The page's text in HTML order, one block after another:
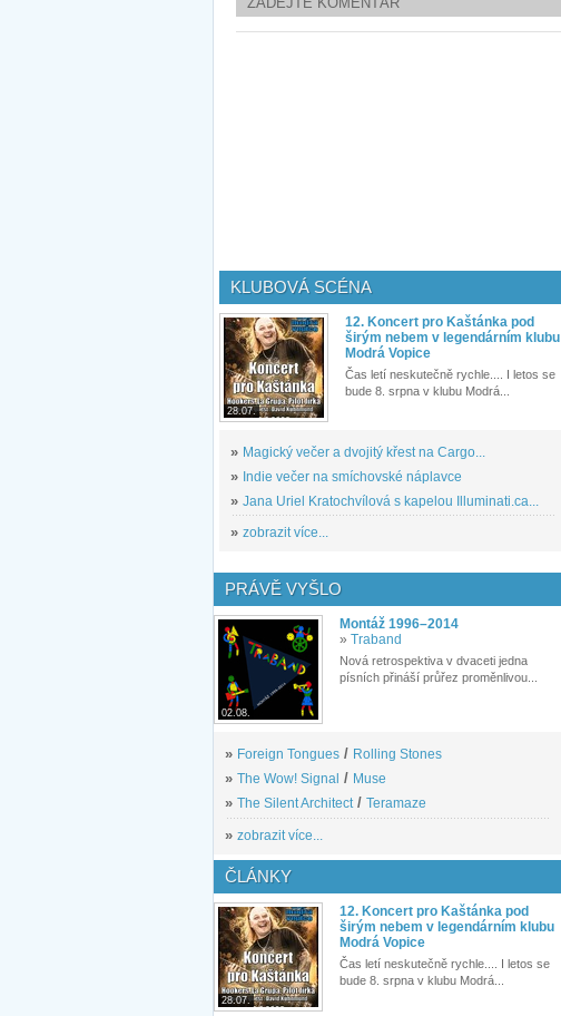
KLUBOVÁ SCÉNA
28.07.
12. Koncert pro Kaštánka pod
širým nebem v legendárním klubu
Modrá Vopice
Čas letí neskutečně rychle.... I letos se
bude 8. srpna v klubu Modrá...
» Magický večer a dvojitý křest na Cargo...
» Indie večer na smíchovské náplavce
» Jana Uriel Kratochvílová s kapelou Illuminati.ca...
» zobrazit více...
PRÁVĚ VYŠLO
02.08.
Montáž 1996–2014
» Traband
Nová retrospektiva v dvaceti jedna
písních přináší průřez proměnlivou...
» Foreign Tongues / Rolling Stones
» The Wow! Signal / Muse
» The Silent Architect/ Teramaze
» zobrazit více...
ČLÁNKY
28.07.
12. Koncert pro Kaštánka pod
širým nebem v legendárním klubu
Modrá Vopice
Čas letí neskutečně rychle.... I letos se
bude 8. srpna v klubu Modrá...